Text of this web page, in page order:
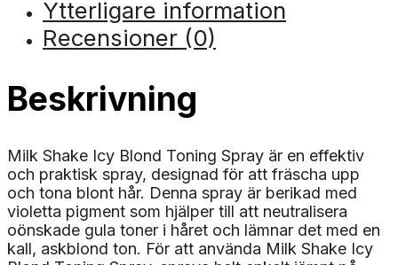
Ytterligare information
Recensioner (0)
Beskrivning
Milk Shake Icy Blond Toning Spray är en effektiv
och praktisk spray, designad för att fräscha upp
och tona blont hår. Denna spray är berikad med
violetta pigment som hjälper till att neutralisera
oönskade gula toner i håret och lämnar det med en
kall, askblond ton. För att använda Milk Shake Icy